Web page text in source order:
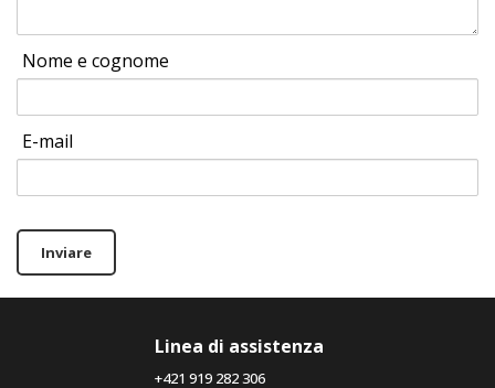
Nome e cognome
E-mail
Inviare
Linea di assistenza
+421 919 282 306